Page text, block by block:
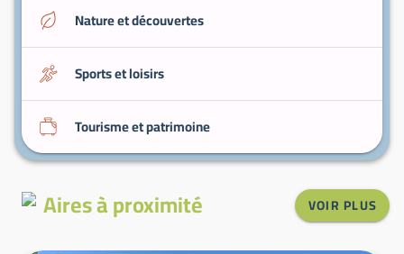
Nature et découvertes
Sports et loisirs
Tourisme et patrimoine
Aires à proximité VOIR PLUS